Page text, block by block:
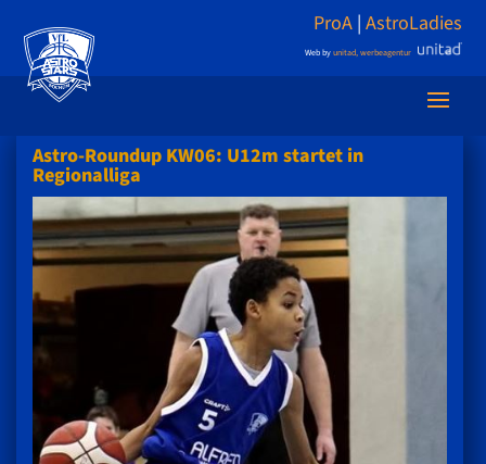
ProA| AstroLadies
Web byunitad, werbeagentur
Astro-Roundup KW06: U12m startet in
Regionalliga